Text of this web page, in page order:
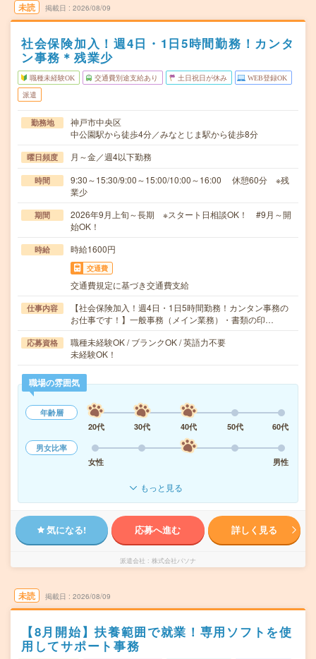
未読 掲載日 2026/08/09
社会保険加入！週4日・1日5時間勤務！カンタ
ン事務＊残業少
職種未経験OK 交通費別途支給あり 土日祝日が休み WEB登録OK
派遣
勤務地
神戸市中央区
中公園駅から徒歩4分／みなとじま駅から徒歩8分
曜日頻度 月～金／週4以下勤務
時間
9:30～15:30/9:00～15:00/10:00～16:00 休憩60分 ※残
業少
期間
2026年9月上旬～長期 ※スタート日相談OK！ #9月～開
始OK！
時給 時給1600円
交通費
交通費規定に基づき交通費支給
仕事内容
【社会保険加入！週4日・1日5時間勤務！カンタン事務の
お仕事です！】一般事務（メイン業務）・書類の印…
応募資格
職種未経験OK / ブランクOK / 英語力不要
未経験OK！
職場の雰囲気
年齢層
20代
30代 40代 50代
60代
男女比率
女性
男性
もっと見る
気になる! 応募へ進む 詳しく見る
派遣会社 株式会社パソナ
未読 掲載日 2026/08/09
【8月開始】扶養範囲で就業！専用ソフトを使
用してサポート事務